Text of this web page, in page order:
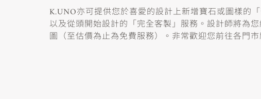
K.UNO亦可提供您於喜愛的設計上新增寶石或圖樣的
以及從頭開始設計的「完全客製」服務。設計師將為
圖（至估價為止為免費服務）。非常歡迎您前往各門